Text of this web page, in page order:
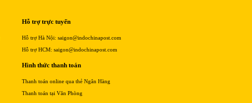
Hỗ trợ trực tuyến
Hỗ trợ Hà Nội: saigon@indochinapost.com
Hỗ trợ HCM: saigon@indochinapost.com
Hình thức thanh toán
Thanh toán online qua thẻ Ngân Hàng
Thanh toán tại Văn Phòng